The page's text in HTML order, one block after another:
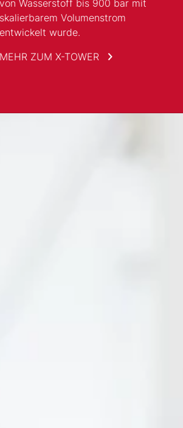
MEHR ZU DEN
von Wasserstoff bis 900 bar mit
skalierbarem Volumenstrom
entwickelt wurde.
MEHR ZUM X-TOWER
wir Innovationen im
& Wasserstoff.
für nachhaltige Technologien.